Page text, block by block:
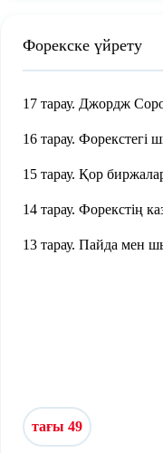
Форекске үйрету
17 тарау. Джордж
16 тарау. Форекстегі
15 тарау. Қор
14 тарау. Форекстің
13 тарау. Пайда мен
тағы 49